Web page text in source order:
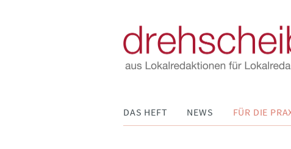
DAS HEFT NEWS FÜR DIE